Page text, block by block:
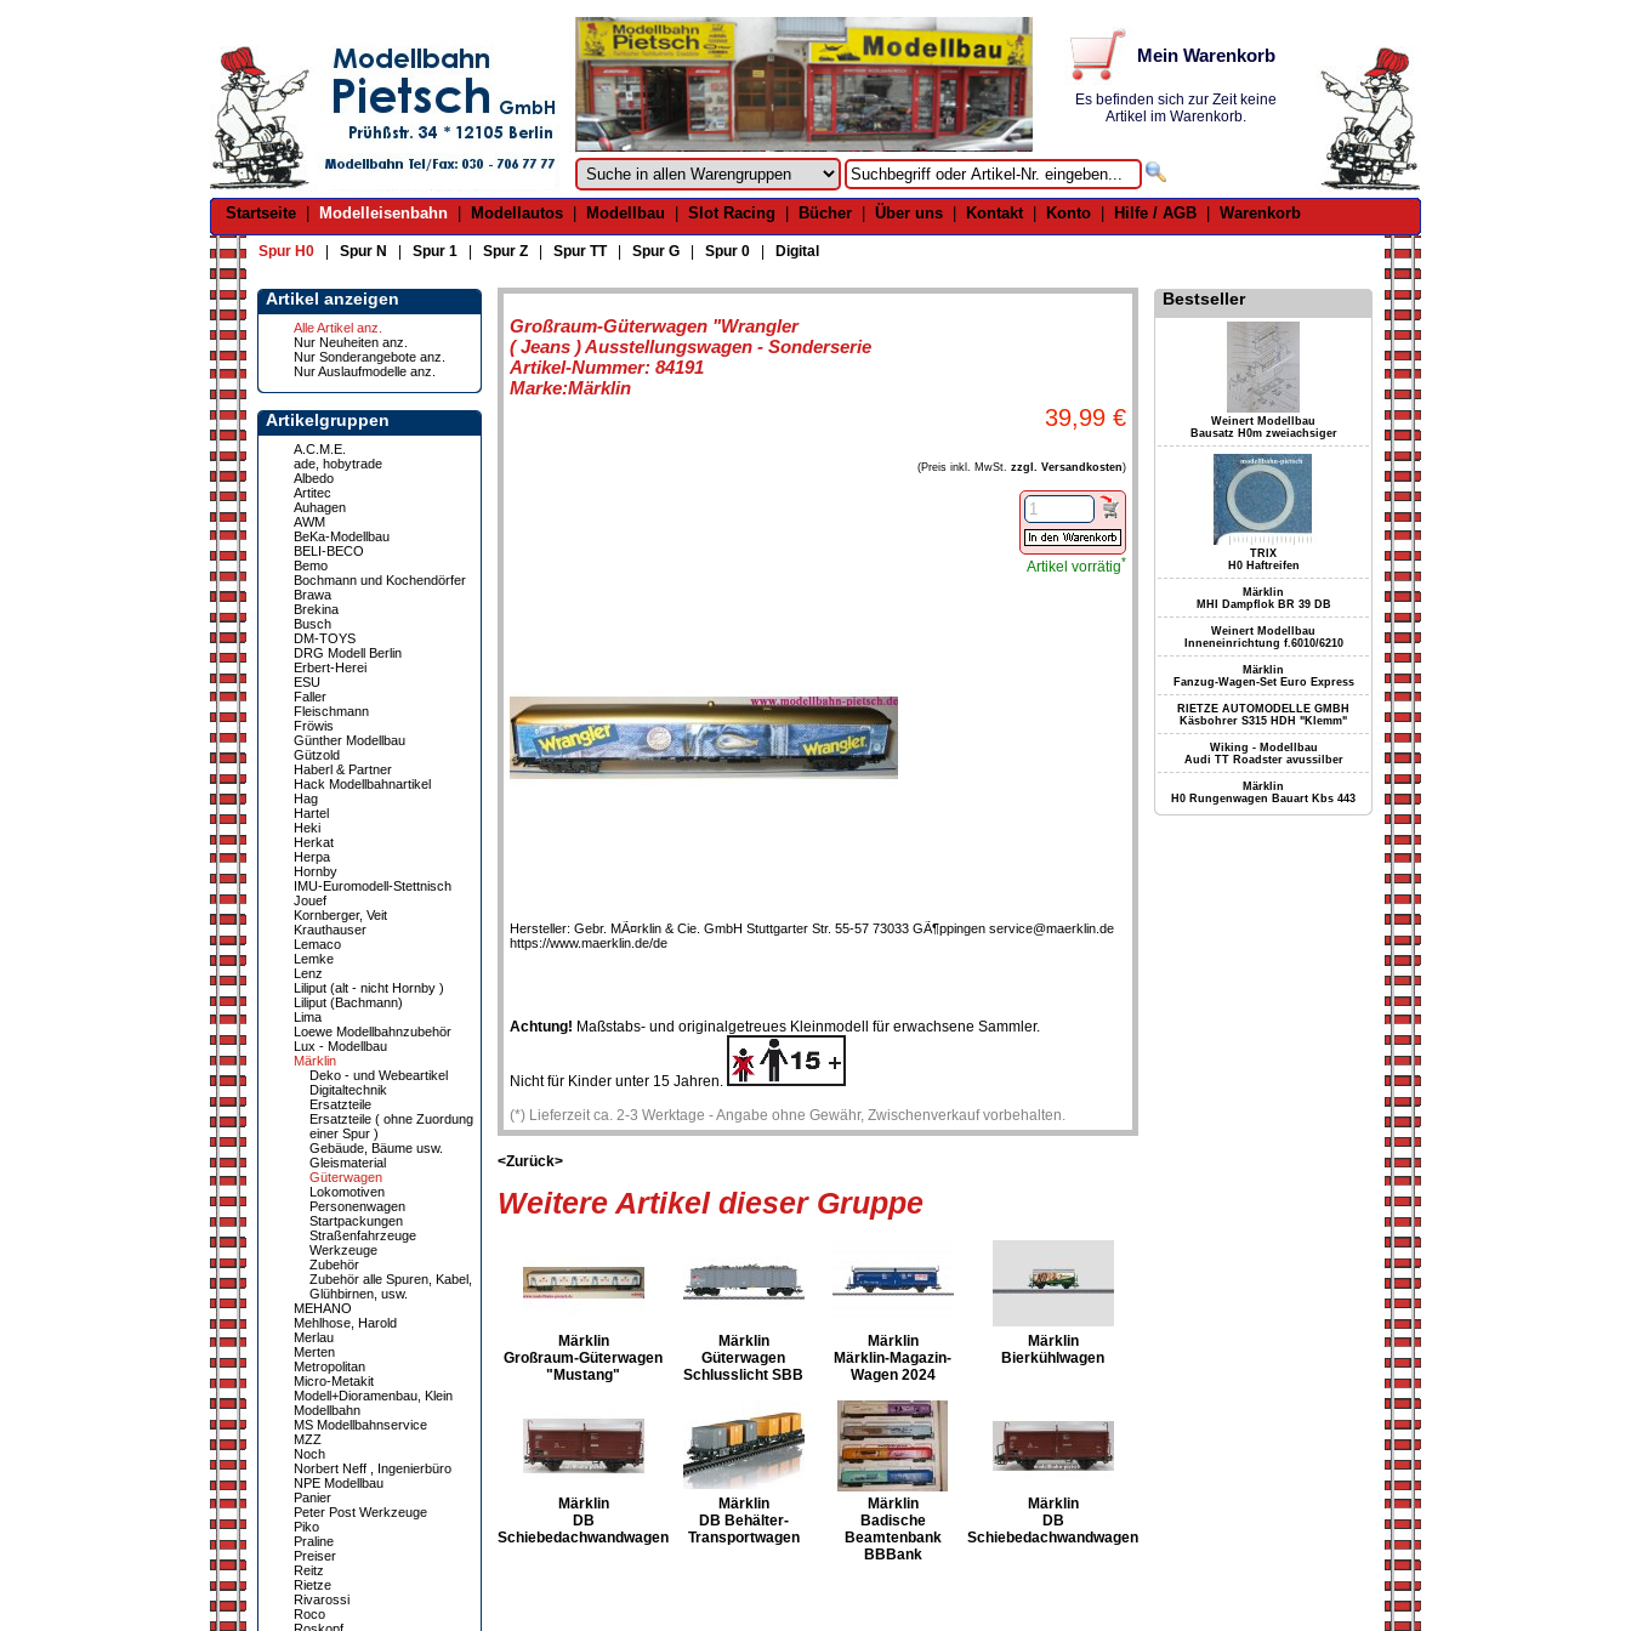
Mein Warenkorb
Es befinden sich zur Zeit keine
Artikel im Warenkorb.
Startseite Modelleisenbahn Modellautos Modellbau Slot Racing Bücher Über uns Kontakt| Konto Hilfe / AGB Warenkorb
Spur H0 Spur N Spur 1 Spur Z Spur TT| Spur G Spur 0 Digital
Artikel anzeigen
Alle Artikel anz.
Nur Neuheiten anz.
Nur Sonderangebote anz.
Nur Auslaufmodelle anz.
Artikelgruppen
A.C.M.E.
ade, hobytrade
Albedo
Artitec
Auhagen
AWM
BeKa-Modellbau
BELI-BECO
Bemo
Bochmann und Kochendörfer
Brawa
Brekina
Busch
DM-TOYS
DRG Modell Berlin
Erbert-Herei
ESU
Faller
Fleischmann
Fröwis
Günther Modellbau
Gützold
Haberl & Partner
Hack Modellbahnartikel
Hag
Hartel
Heki
Herkat
Herpa
Hornby
IMU-Euromodell-Stettnisch
Jouef
Kornberger, Veit
Krauthauser
Lemaco
Lemke
Lenz
Liliput (alt - nicht Hornby )
Liliput (Bachmann)
Lima
Loewe Modellbahnzubehör
Lux - Modellbau
Märklin
Deko - und Webeartikel
Digitaltechnik
Ersatzteile
Ersatzteile ( ohne Zuordung
einer Spur )
Gebäude, Bäume usw.
Gleismaterial
Güterwagen
Lokomotiven
Personenwagen
Startpackungen
Straßenfahrzeuge
Werkzeuge
Zubehör
Zubehör alle Spuren, Kabel,
Glühbirnen, usw.
MEHANO
Mehlhose, Harold
Merlau
Merten
Metropolitan
Micro-Metakit
Modell+Dioramenbau, Klein
Modellbahn
MS Modellbahnservice
MZZ
Noch
Norbert Neff , Ingenierbüro
NPE Modellbau
Panier
Peter Post Werkzeuge
Piko
Praline
Preiser
Reitz
Rietze
Rivarossi
Roco
Großraum-Güterwagen "Wrangler
( Jeans ) Ausstellungswagen - Sonderserie
Artikel-Nummer: 84191
Marke:Märklin
39,99 €
(Preis inkl. MwSt. zzgl. Versandkosten)
Artikel vorrätig*
Hersteller: Gebr. MÃ¤rklin & Cie. GmbH Stuttgarter Str. 55-57 73033 GÃ¶ppingen service@maerklin.de
https://www.maerklin.de/de
Achtung! Maßstabs- und originalgetreues Kleinmodell für erwachsene Sammler.
Nicht für Kinder unter 15 Jahren.
(*) Lieferzeit ca. 2-3 Werktage - Angabe ohne Gewähr, Zwischenverkauf vorbehalten.
<Zurück>
Weitere Artikel dieser Gruppe
Märklin
Großraum-Güterwagen
"Mustang"
Märklin
Güterwagen
Schlusslicht SBB
Märklin
Märklin-Magazin-
Wagen 2024
Märklin
Bierkühlwagen
Märklin
DB
Schiebedachwandwagen
Märklin
DB Behälter-
Transportwagen
Märklin
Badische
Beamtenbank
BBBank
Märklin
DB
Schiebedachwandwagen
Bestseller
Weinert Modellbau
Bausatz H0m zweiachsiger
TRIX
H0 Haftreifen
Märklin
MHI Dampflok BR 39 DB
Weinert Modellbau
Inneneinrichtung f.6010/6210
Märklin
Fanzug-Wagen-Set Euro Express
RIETZE AUTOMODELLE GMBH
Käsbohrer S315 HDH "Klemm"
Wiking - Modellbau
Audi TT Roadster avussilber
Märklin
H0 Rungenwagen Bauart Kbs 443